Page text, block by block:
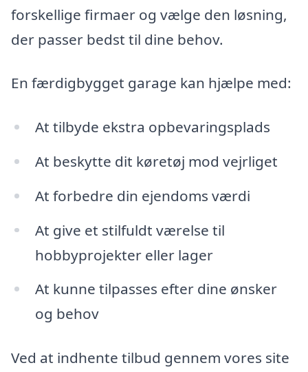
forskellige firmaer og vælge den løsning,
der passer bedst til dine behov.
En færdigbygget garage kan hjælpe med:
At tilbyde ekstra opbevaringsplads
At beskytte dit køretøj mod vejrliget
At forbedre din ejendoms værdi
At give et stilfuldt værelse til
hobbyprojekter eller lager
At kunne tilpasses efter dine ønsker
og behov
Ved at indhente tilbud gennem vores site